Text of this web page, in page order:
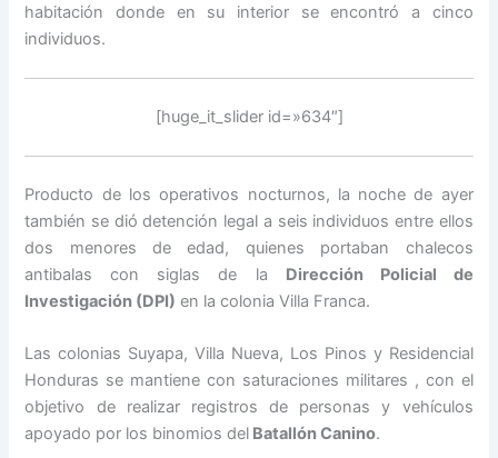
habitación donde en su interior se encontró a cinco
individuos.
[huge_it_slider id=»634″]
Producto de los operativos nocturnos, la noche de ayer
también se dió detención legal a seis individuos entre ellos
dos menores de edad, quienes portaban chalecos
antibalas con siglas de la Dirección Policial de
Investigación (DPI) en la colonia Villa Franca.
Las colonias Suyapa, Villa Nueva, Los Pinos y Residencial
Honduras se mantiene con saturaciones militares , con el
objetivo de realizar registros de personas y vehículos
apoyado por los binomios del Batallón Canino.